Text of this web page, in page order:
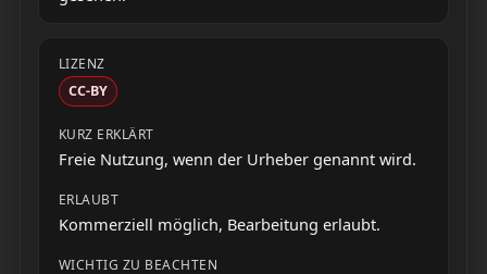
CC-BY
Freie Nutzung, wenn der Urheber genannt wird.
Kommerziell möglich, Bearbeitung erlaubt.